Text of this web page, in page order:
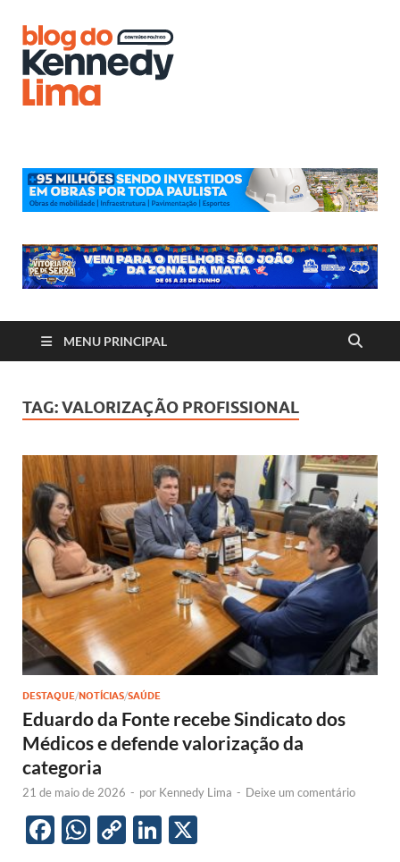
MENU PRINCIPAL
TAG:VALORIZAÇÃO PROFISSIONAL
DESTAQUE/NOTÍCIAS/SAÚDE
Eduardo da Fonte recebe Sindicato dos
Médicos e defende valorização da
categoria
21 de maio de 2026 - por Kennedy Lima - Deixe um comentário
F
W C
Li